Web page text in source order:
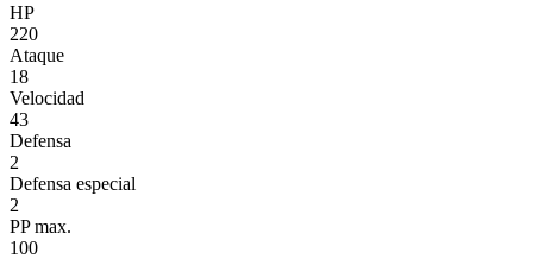
HP
220
Ataque
18
Velocidad
43
Defensa
2
Defensa especial
2
PP max.
100